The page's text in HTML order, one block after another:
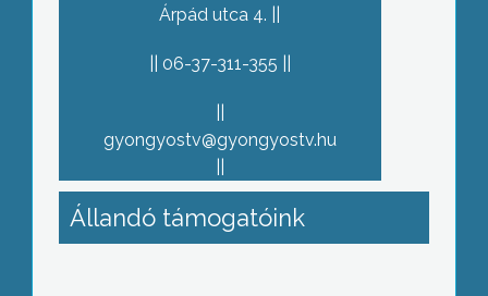
Árpád utca 4.
06-37-311-355
gyongyostv@gyongyostv.hu
Állandó támogatóink